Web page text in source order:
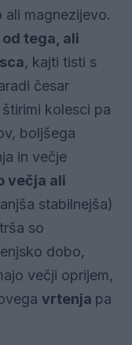
magnezijevo.
tega, ali
, kajti tisti s
česar
kolesci pa
boljšega
in večje
večja ali
stabilnejša)
so
dobo,
večji oprijem,
vrtenja pa